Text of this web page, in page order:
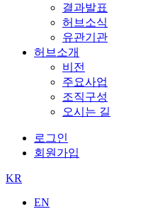
결과발표
허브소식
유관기관
허브소개
비전
주요사업
조직구성
오시는 길
로그인
회원가입
KR
EN